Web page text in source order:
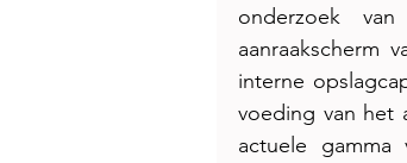
onderzoek
aanraakscherm
interne
voeding van het
actuele gamma